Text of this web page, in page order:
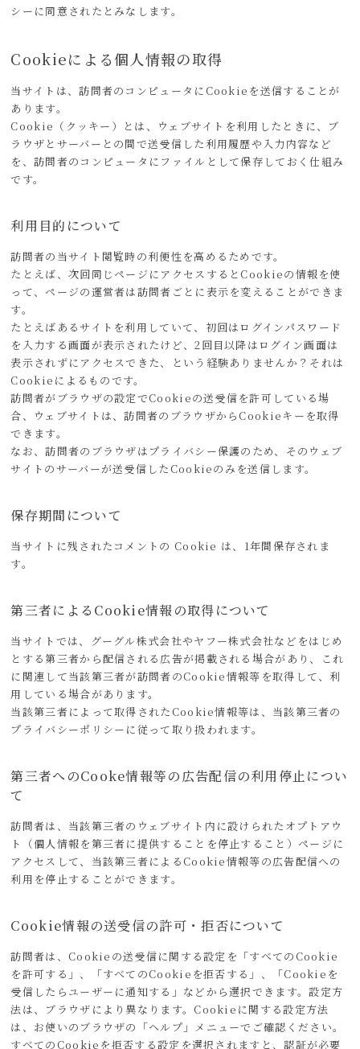
シーに同意されたとみなします。
Cookieによる個人情報の取得
当サイトは、訪問者のコンピュータにCookieを送信することが
あります。
Cookie（クッキー）とは、ウェブサイトを利用したときに、ブ
ラウザとサーバーとの間で送受信した利用履歴や入力内容など
を、訪問者のコンピュータにファイルとして保存しておく仕組み
です。
利用目的について
訪問者の当サイト閲覧時の利便性を高めるためです。
たとえば、次回同じページにアクセスするとCookieの情報を使
って、ページの運営者は訪問者ごとに表示を変えることができま
す。
たとえばあるサイトを利用していて、初回はログインパスワード
を入力する画面が表示されたけど、2回目以降はログイン画面は
表示されずにアクセスできた、という経験ありませんか？それは
Cookieによるものです。
訪問者がブラウザの設定でCookieの送受信を許可している場
合、ウェブサイトは、訪問者のブラウザからCookieキーを取得
できます。
なお、訪問者のブラウザはプライバシー保護のため、そのウェブ
サイトのサーバーが送受信したCookieのみを送信します。
保存期間について
当サイトに残されたコメントの Cookie は、1年間保存されま
す。
第三者によるCookie情報の取得について
当サイトでは、グーグル株式会社やヤフー株式会社などをはじめ
とする第三者から配信される広告が掲載される場合があり、これ
に関連して当該第三者が訪問者のCookie情報等を取得して、利
用している場合があります。
当該第三者によって取得されたCookie情報等は、当該第三者の
プライバシーポリシーに従って取り扱われます。
第三者へのCooke情報等の広告配信の利用停止につい
て
訪問者は、当該第三者のウェブサイト内に設けられたオプトアウ
ト（個人情報を第三者に提供することを停止すること）ページに
アクセスして、当該第三者によるCookie情報等の広告配信への
利用を停止することができます。
Cookie情報の送受信の許可・拒否について
訪問者は、Cookieの送受信に関する設定を「すべてのCookie
を許可する」、「すべてのCookieを拒否する」、「Cookieを
受信したらユーザーに通知する」などから選択できます。設定方
法は、ブラウザにより異なります。Cookieに関する設定方法
は、お使いのブラウザの「ヘルプ」メニューでご確認ください。
すべてのCookieを拒否する設定を選択されますと、認証が必要